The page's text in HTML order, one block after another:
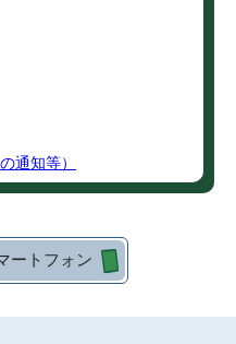
通知等）
ートフォン